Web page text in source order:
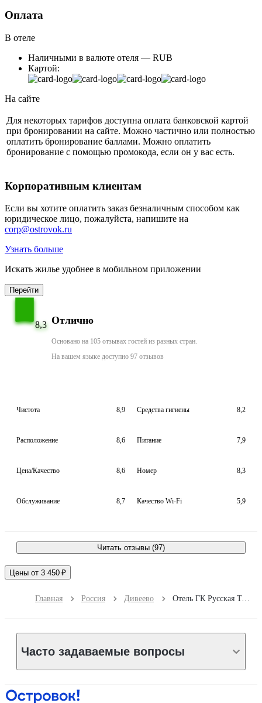
Оплата
В отеле
Наличными в валюте отеля — RUB
Картой:
На сайте
Для некоторых тарифов доступна оплата банковской картой
при бронировании на сайте. Можно частично или полностью
оплатить бронирование баллами. Можно оплатить
бронирование с помощью промокода, если он у вас есть.
Корпоративным клиентам
Если вы хотите оплатить заказ безналичным способом как
юридическое лицо, пожалуйста, напишите на
corp@ostrovok.ru
Узнать больше
Искать жилье удобнее в мобильном приложении
Перейти
8,3 Отлично
Основано на 105 отзывах гостей из разных стран.
На вашем языке доступно 97 отзывов
Чистота 8,9 Средства гигиены 8,2
Расположение 8,6 Питание 7,9
Цена/Качество 8,6 Номер 8,3
Обслуживание 8,7 Качество Wi-Fi 5,9
Читать отзывы (97)
Цены от 3 450 ₽
Главная Россия Дивеево Отель ГК Русская Тройка
Часто задаваемые вопросы